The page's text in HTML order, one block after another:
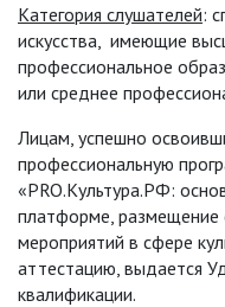
Категория слушателей:
искусства, имеющие
профессиональное
или среднее
Лицам, успешно
профессиональную
«PRO.Культура.РФ:
платформе,
мероприятий в сфере
аттестацию, выдается
квалификации.